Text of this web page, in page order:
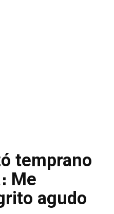
temprano
Me
agudo